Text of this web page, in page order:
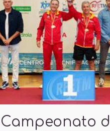
Campeonato